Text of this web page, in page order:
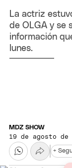
La actriz
de OLGA y se
información
lunes.
MDZ SHOW
19 de agosto de
+